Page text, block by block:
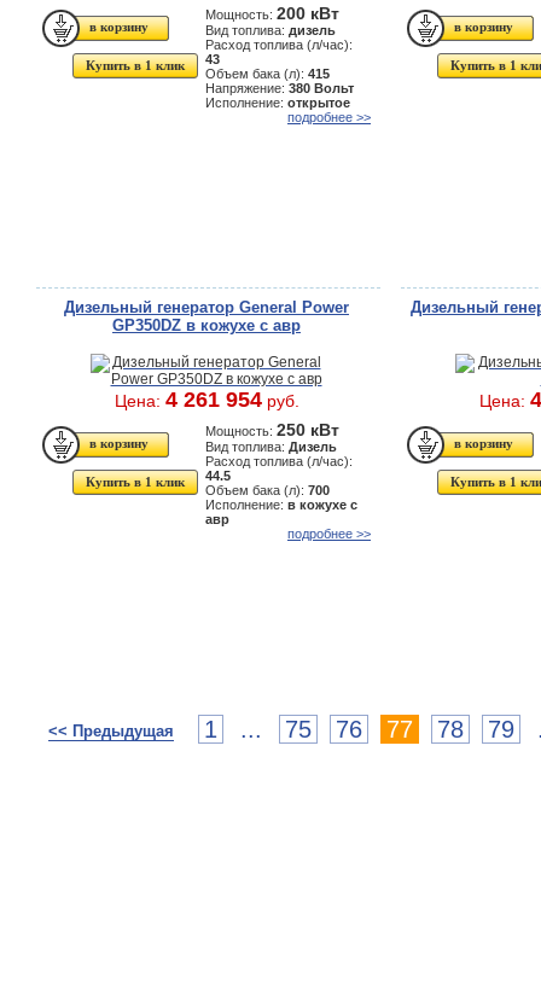
Купить в 1 клик
Мощность: 200 кВт
Вид топлива: дизель
Расход топлива (л/час):
43
Объем бака (л): 415
Напряжение: 380 Вольт
Исполнение: открытое
подробнее >>
Купить в 1
Дизельный генератор General Power
GP350DZ в кожухе с авр
Цена: 4 261 954руб.
Купить в 1 клик
Мощность: 250 кВт
Вид топлива: Дизель
Расход топлива (л/час):
44.5
Объем бака (л): 700
Исполнение: в кожухе с
авр
подробнее >>
Дизельный
Цена:
Купить в 1
<< Предыдущая 1 ... 75 76 77 78 79